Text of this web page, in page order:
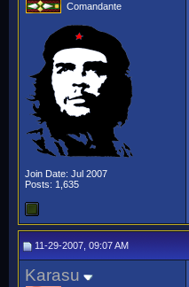
Comandante
Join Date: Jul 2007
Posts: 1,635
11-29-2007, 09:07 AM
Karasu